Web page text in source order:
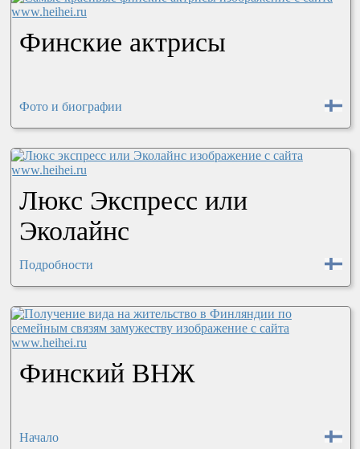
Финские актрисы
Фото и биографии
Люкс Экспресс или
Эколайнс
Подробности
Финский ВНЖ
Начало